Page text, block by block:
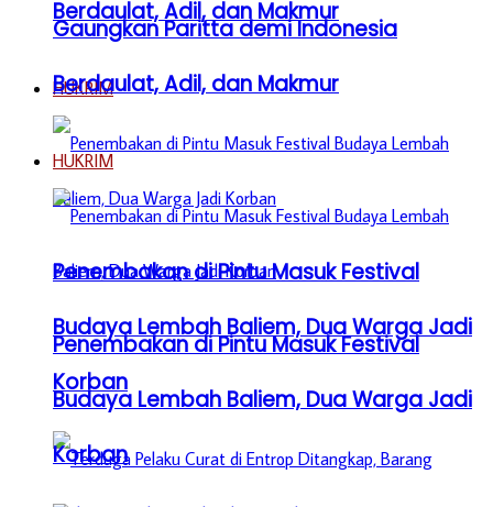
Berdaulat, Adil, dan Makmur
HUKRIM
Penembakan di Pintu Masuk Festival
Budaya Lembah Baliem, Dua Warga Jadi
Korban
Gaungkan Paritta demi Indonesia
Berdaulat, Adil, dan Makmur
HUKRIM
Penembakan di Pintu Masuk Festival
Budaya Lembah Baliem, Dua Warga Jadi
Korban